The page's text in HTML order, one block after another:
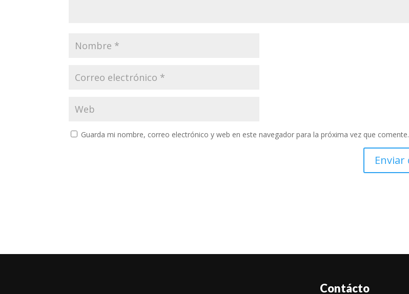
Guarda mi nombre, correo electrónico y web en este navegador para la próxima vez que comente.
Contácto